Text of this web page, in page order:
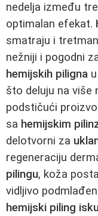
nedelja između
optimalan efekat.
smatraju i
nežniji i pogodni
hemijskih piligna
što deluju na više
podstičući
sa hemijskim
delotvorni za
regeneraciju
pilingu, koža
vidljivo
hemijski piling